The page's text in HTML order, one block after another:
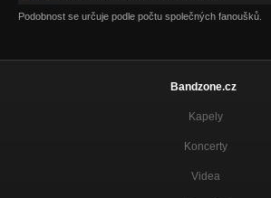
Podobnost se určuje podle počtu společných fanoušků.
Bandzone.cz
Kapely
Koncerty
Videa